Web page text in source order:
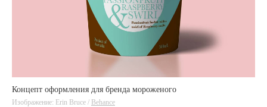
Концепт оформления для бренда мороженого
Изображение: Erin Bruce / Behance